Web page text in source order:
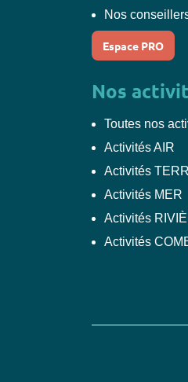
Nos
Espace PRO
Nos
Toutes nos
Activités AIR
Activités
Activités MER
Activités
Activités